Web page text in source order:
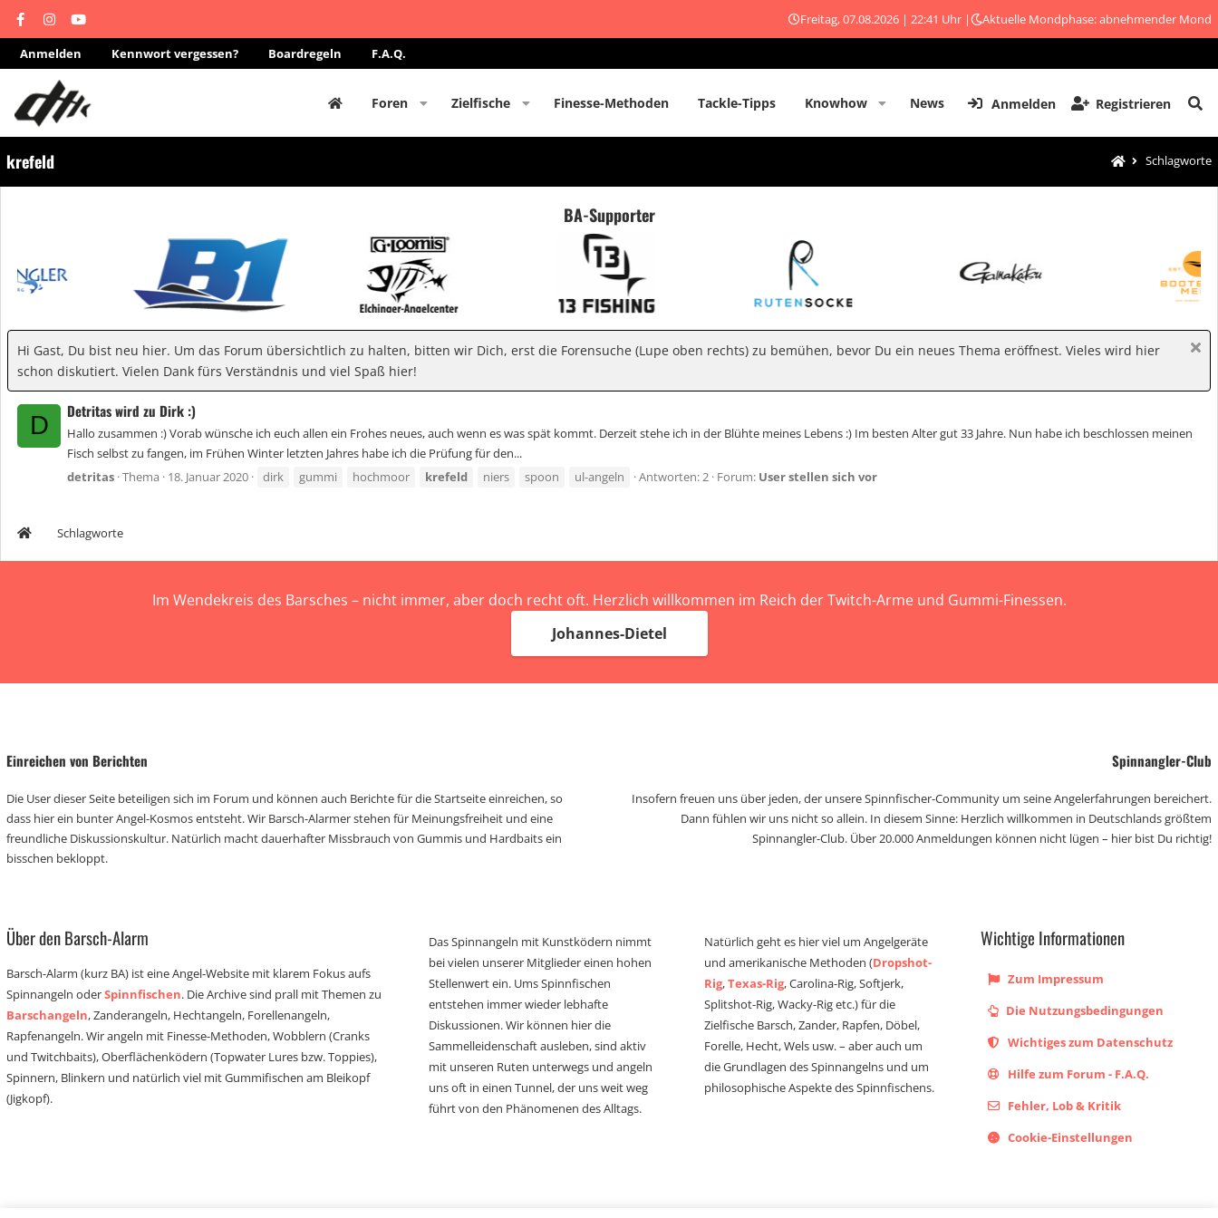
Freitag, 07.08.2026 | 22:41 Uhr | Aktuelle Mondphase: abnehmender Mond
Anmelden Kennwort vergessen? Boardregeln F.A.Q.
Foren Zielfische Finesse-Methoden Tackle-Tipps Knowhow News Anmelden Registrieren
krefeld Schlagworte
BA-Supporter
Hi Gast, Du bist neu hier. Um das Forum übersichtlich zu halten, bitten wir Dich, erst die Forensuche (Lupe oben rechts) zu bemühen, bevor Du ein neues Thema eröffnest. Vieles wird hier
schon diskutiert. Vielen Dank fürs Verständnis und viel Spaß hier!
D
Detritas wird zu Dirk :)
Hallo zusammen :) Vorab wünsche ich euch allen ein Frohes neues, auch wenn es was spät kommt. Derzeit stehe ich in der Blühte meines Lebens :) Im besten Alter gut 33 Jahre. Nun habe ich beschlossen meinen
Fisch selbst zu fangen, im Frühen Winter letzten Jahres habe ich die Prüfung für den...
detritas Thema 18. Januar 2020 dirk gummi hochmoor krefeld niers spoon ul-angeln Antworten: 2 Forum: User stellen sich vor
Schlagworte
Im Wendekreis des Barsches – nicht immer, aber doch recht oft. Herzlich willkommen im Reich der Twitch-Arme und Gummi-Finessen.
Johannes-Dietel
Einreichen von Berichten
Die User dieser Seite beteiligen sich im Forum und können auch Berichte für die Startseite einreichen, so
dass hier ein bunter Angel-Kosmos entsteht. Wir Barsch-Alarmer stehen für Meinungsfreiheit und eine
freundliche Diskussionskultur. Natürlich macht dauerhafter Missbrauch von Gummis und Hardbaits ein
bisschen bekloppt.
Spinnangler-Club
Insofern freuen uns über jeden, der unsere Spinnfischer-Community um seine Angelerfahrungen bereichert.
Dann fühlen wir uns nicht so allein. In diesem Sinne: Herzlich willkommen in Deutschlands größtem
Spinnangler-Club. Über 20.000 Anmeldungen können nicht lügen – hier bist Du richtig!
Über den Barsch-Alarm
Barsch-Alarm (kurz BA) ist eine Angel-Website mit klarem Fokus aufs
Spinnangeln oderSpinnfischen. Die Archive sind prall mit Themen zu
Barschangeln, Zanderangeln, Hechtangeln, Forellenangeln,
Rapfenangeln. Wir angeln mit Finesse-Methoden, Wobblern (Cranks
und Twitchbaits), Oberflächenködern (Topwater Lures bzw. Toppies),
Spinnern, Blinkern und natürlich viel mit Gummifischen am Bleikopf
(Jigkopf).
Das Spinnangeln mit Kunstködern nimmt
bei vielen unserer Mitglieder einen hohen
Stellenwert ein. Ums Spinnfischen
entstehen immer wieder lebhafte
Diskussionen. Wir können hier die
Sammelleidenschaft ausleben, sind aktiv
mit unseren Ruten unterwegs und angeln
uns oft in einen Tunnel, der uns weit weg
führt von den Phänomenen des Alltags.
Natürlich geht es hier viel um Angelgeräte
und amerikanische Methoden (Dropshot-
Rig,Texas-Rig, Carolina-Rig, Softjerk,
Splitshot-Rig, Wacky-Rig etc.) für die
Zielfische Barsch, Zander, Rapfen, Döbel,
Forelle, Hecht, Wels usw. – aber auch um
die Grundlagen des Spinnangelns und um
philosophische Aspekte des Spinnfischens.
Wichtige Informationen
Zum Impressum
Die Nutzungsbedingungen
Wichtiges zum Datenschutz
Hilfe zum Forum - F.A.Q.
Fehler, Lob & Kritik
Cookie-Einstellungen